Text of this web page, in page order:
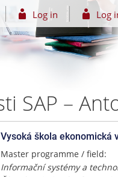
Log in Log
Vysoká škola ekonomická
Master programme / field:
Informační systémy a